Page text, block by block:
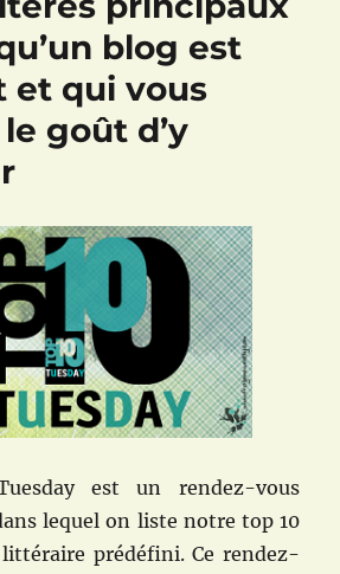
blog est
et qui vous
goût d’y
est un rendez-vous
lequel on liste notre top 10
prédéfini. Ce rendez-